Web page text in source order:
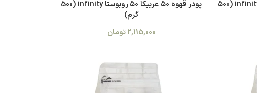
دان قهوه ۵۰ عربیکا ۵۰ روبوستا infinity (۵۰۰
پودر قهوه ۵۰ عربیکا ۵۰ روبوستا infinity (500
گرم)
2,115,000 تومان